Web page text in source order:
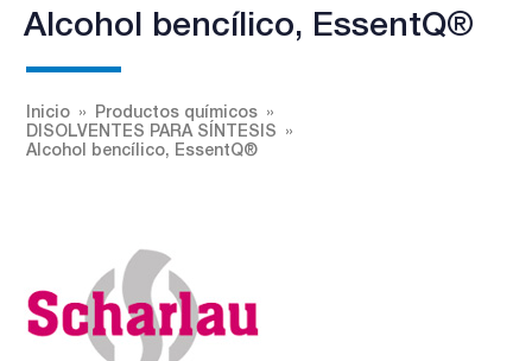
Alcohol bencílico, EssentQ®
Inicio
Productos químicos
DISOLVENTES PARA SÍNTESIS
Alcohol bencílico, EssentQ®